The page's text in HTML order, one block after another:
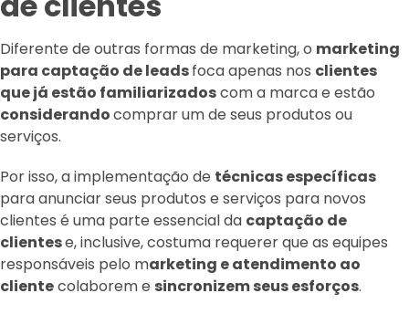
Diferente de outras formas de marketing, o marketing
para captação de leadsfoca apenas nos clientes
que já estão familiarizadoscom a marca e estão
considerandocomprar um de seus produtos ou
serviços.
Por isso, a implementação de técnicas específicas
para anunciar seus produtos e serviços para novos
clientes é uma parte essencial da captação de
clientese, inclusive, costuma requerer que as equipes
responsáveis pelo marketing e atendimento ao
clientecolaborem e sincronizem seus esforços.